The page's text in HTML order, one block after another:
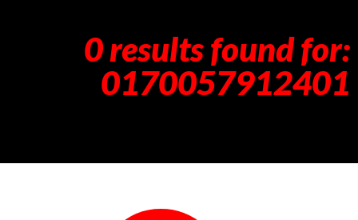
0 results found for:
0170057912401